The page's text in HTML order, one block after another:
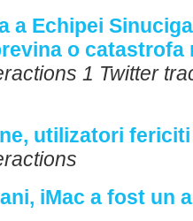
a Echipei
o catastrofa
1 Twitter
utilizatori fericiti
iMac a fost un